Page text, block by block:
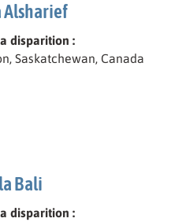
Alsharief
disparition :
Saskatchewan, Canada
Bali
disparition :